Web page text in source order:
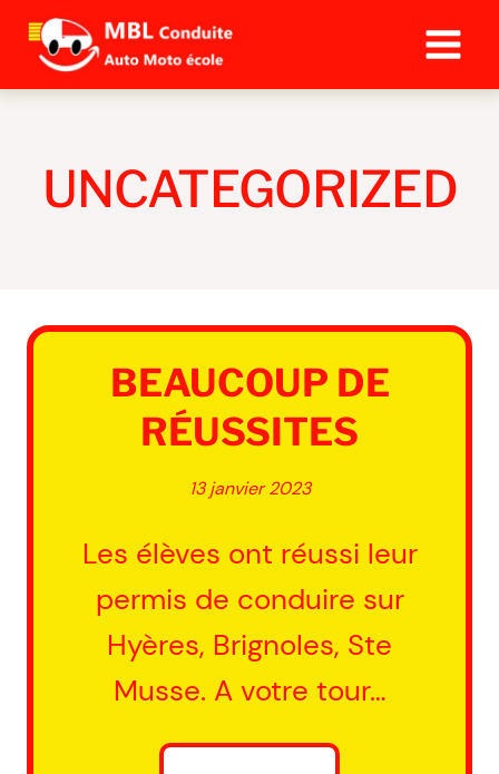
Aller
contenu
UNCATEGORIZED
BEAUCOUP DE
RÉUSSITES
13 janvier 2023
Les élèves ont réussi leur
permis de conduire sur
Hyères, Brignoles, Ste
Musse. A votre tour…